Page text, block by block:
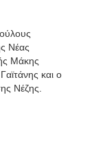
Νέας
Μάκης
και ο
Νέζης.